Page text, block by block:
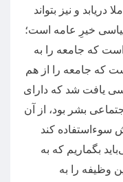
و نیز بتواند
خیرِ عامه است؛
که جامعه را به
که جامعه را از هم
یافت شد که دارای
بشر بود، از آن
سوءاستفاده کند
بگماریم که به
وظیفه را به